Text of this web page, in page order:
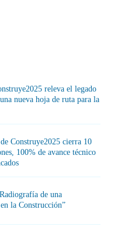
releva el legado
nueva hoja de ruta para la
Construye2025 cierra 10
100% de avance técnico
de una
la Construcción”